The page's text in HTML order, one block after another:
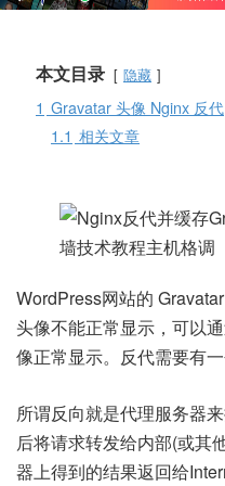
本文目录 隐藏
1 Gravatar 头像 Nginx 反代
1.1 相关文章
WordPress网站的
头像不能正常显示，可以
像正常显示。反代需要有一
所谓反向就是代理服务器
后将请求转发给内部(或其
器上得到的结果返回给